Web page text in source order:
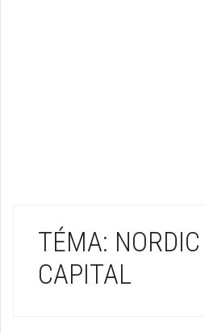
TÉMA:
CAPITAL